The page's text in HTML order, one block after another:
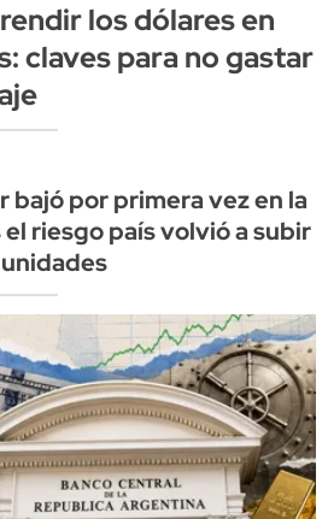
los dólares en
claves para no gastar
bajó por primera vez en la
riesgo país volvió a subir